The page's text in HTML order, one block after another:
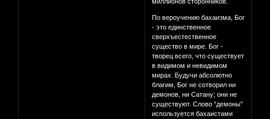
По вероучению бахаизма, Бог
- это единственное
сверхъестественное
существо в мире. Бог -
творец всего, что существует
в видимом и невидимом
мирах. Будучи абсолютно
благим, Бог не сотворил ни
демонов, ни Сатану; они не
существуют. Слово “демоны”
используется бахаистами